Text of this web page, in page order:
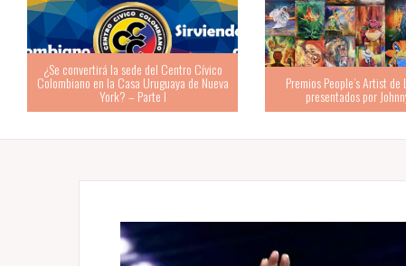
Premios People’s Artist de Los Angeles
presentados por Johnny Depp
Primera Colombiana al
Estados Unidos